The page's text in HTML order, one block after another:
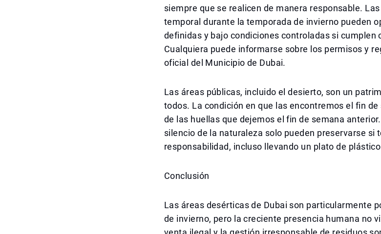
siempre que se realicen de manera responsable.
temporal durante la temporada de invierno pueden
definidas y bajo condiciones controladas si cumplen
Cualquiera puede informarse sobre los permisos y
oficial del Municipio de Dubai.
Las áreas públicas, incluido el desierto, son un
todos. La condición en que las encontremos el fin
de las huellas que dejemos el fin de semana
silencio de la naturaleza solo pueden preservarse si
responsabilidad, incluso llevando un plato de
Conclusión
Las áreas desérticas de Dubai son particularmente
de invierno, pero la creciente presencia humana no